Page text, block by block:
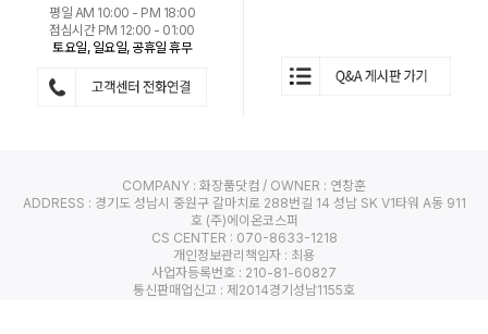
평일 AM 10:00 - PM 18:00
점심시간 PM 12:00 - 01:00
토요일, 일요일, 공휴일 휴무
COMPANY : 화장품닷컴 / OWNER : 연창훈
ADDRESS : 경기도 성남시 중원구 갈마치로 288번길 14 성남 SK V1타워 A동 911
호 (주)에이온코스퍼
CS CENTER : 070-8633-1218
개인정보관리책임자 : 최용
사업자등록번호 : 210-81-60827
통신판매업신고 : 제2014경기성남1155호